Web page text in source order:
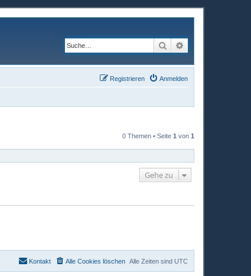
Suche
Anmelden
Registrieren
0 Themen • Seite 1 von 1
Gehe zu
Alle Zeiten sind UTC
Alle Cookies löschen
Kontakt